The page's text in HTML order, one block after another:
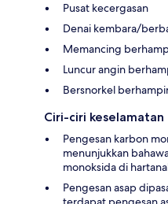
Pusat kecergasan
Denai kembara/
Memancing
Luncur angin
Bersnorkel
Ciri-ciri keselamatan
Pengesan karbon
menunjukkan
monoksida di
Pengesan asap